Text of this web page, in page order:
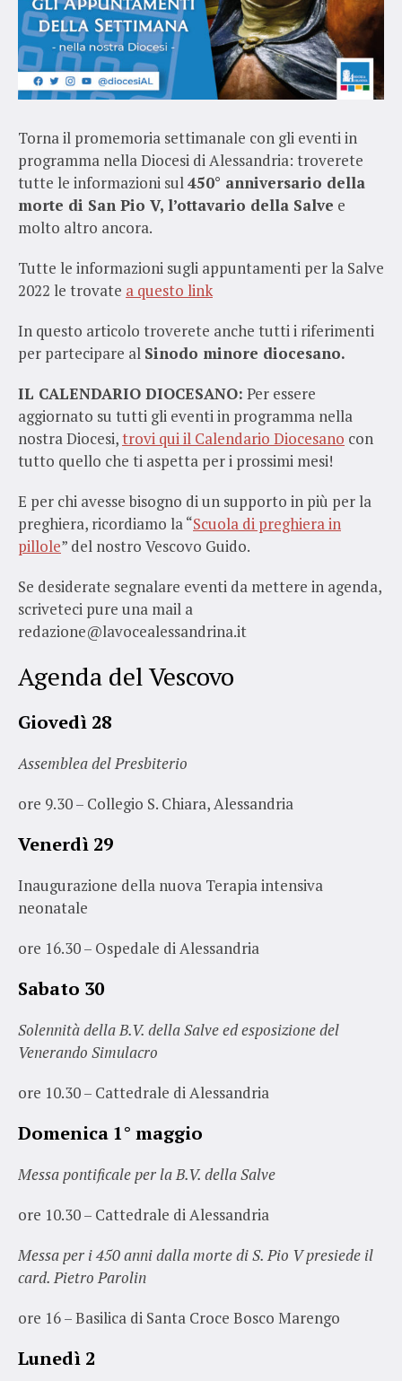
Torna il promemoria settimanale con gli eventi in
programma nella Diocesi di Alessandria: troverete
tutte le informazioni sul450° anniversario della
morte di San Pio V, l’ottavario della Salve e
molto altro ancora.
Tutte le informazioni sugli appuntamenti per la Salve
2022 le trovate a questo link
In questo articolo troverete anche tutti i riferimenti
per partecipare al Sinodo minore diocesano.
IL CALENDARIO DIOCESANO: Per essere
aggiornato su tutti gli eventi in programma nella
nostra Diocesi,trovi qui il Calendario Diocesano con
tutto quello che ti aspetta per i prossimi mesi!
E per chi avesse bisogno di un supporto in più per la
preghiera, ricordiamo la “Scuola di preghiera in
pillole” del nostro Vescovo Guido.
Se desiderate segnalare eventi da mettere in agenda,
scriveteci pure una mail a
redazione@lavocealessandrina.it
Agenda del Vescovo
Giovedì 28
Assemblea del Presbiterio
ore 9.30 – Collegio S. Chiara, Alessandria
Venerdì 29
Inaugurazione della nuova Terapia intensiva
neonatale
ore 16.30 – Ospedale di Alessandria
Sabato 30
Solennità della B.V. della Salve ed esposizione del
Venerando Simulacro
ore 10.30 – Cattedrale di Alessandria
Domenica 1° maggio
Messa pontificale per la B.V. della Salve
ore 10.30 – Cattedrale di Alessandria
Messa per i 450 anni dalla morte di S. Pio V presiede il
card. Pietro Parolin
ore 16 – Basilica di Santa Croce Bosco Marengo
Lunedì 2